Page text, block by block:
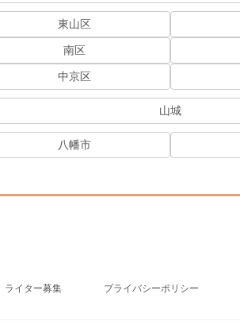
東山区
南区
中京区
山城
八幡市
ライター募集 プライバシーポリシー